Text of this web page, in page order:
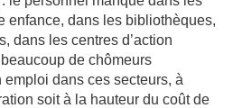
enfance, dans les bibliothèques,
dans les centres d’action
de chômeurs
dans ces secteurs, à
soit à la hauteur du coût de